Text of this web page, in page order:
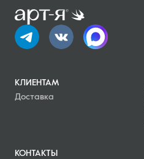
КЛИЕНТАМ
Доставка
КОНТАКТЫ